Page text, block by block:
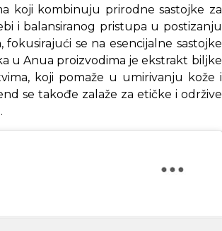
koji kombinuju prirodne sastojke za
i balansiranog pristupa u postizanju
se na esencijalne sastojke
u Anua proizvodima je ekstrakt biljke
koji pomaže u umirivanju kože i
se takođe zalaže za etičke i održive